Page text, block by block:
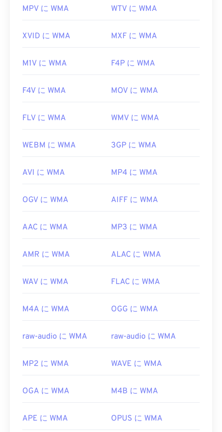
https://www.matroska.org/
初回リリース:
https://en.wikipedia.org/wiki/Windows_Media_Audio
us/windows/desktop/medfound/windows-media-
MPV に WMA WTV に WMA
XVID に WMA MXF に WMA
M1V に WMA F4P に WMA
F4V に WMA MOV に WMA
FLV に WMA WMV に WMA
WEBM に WMA 3GP に WMA
AVI に WMA MP4 に WMA
OGV に WMA AIFF に WMA
AAC に WMA MP3 に WMA
AMR に WMA ALAC に WMA
WAV に WMA FLAC に WMA
M4A に WMA OGG に WMA
raw-audio に WMA raw-audio に WMA
MP2 に WMA WAVE に WMA
OGA に WMA M4B に WMA
APE に WMA OPUS に WMA